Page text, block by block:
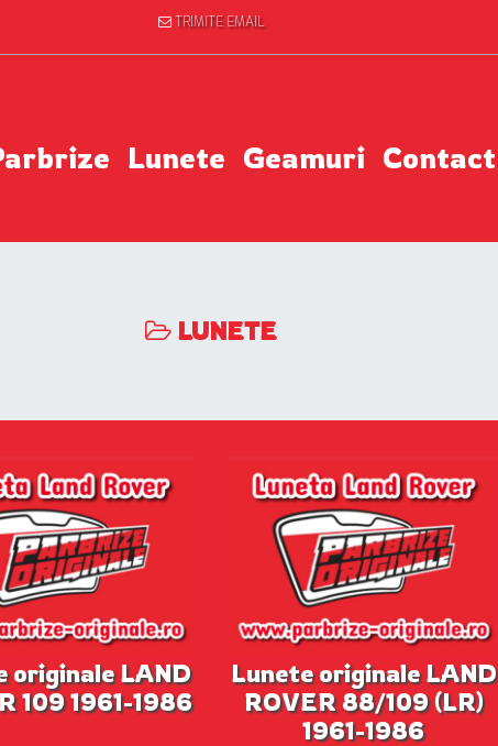
TRIMITE EMAIL
Lunete Geamuri Contact
LUNETE
originale LAND
109 1961-1986
Lunete originale LAND
ROVER 88/109 (LR)
1961-1986